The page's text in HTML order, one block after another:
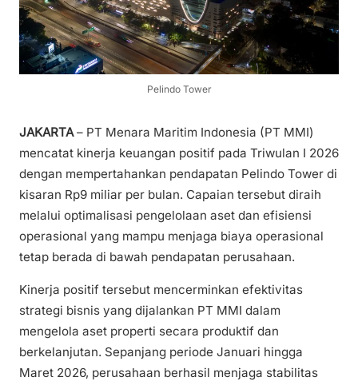
Pelindo Tower
JAKARTA– PT Menara Maritim Indonesia (PT MMI)
mencatat kinerja keuangan positif pada Triwulan I 2026
dengan mempertahankan pendapatan Pelindo Tower di
kisaran Rp9 miliar per bulan. Capaian tersebut diraih
melalui optimalisasi pengelolaan aset dan efisiensi
operasional yang mampu menjaga biaya operasional
tetap berada di bawah pendapatan perusahaan.
Kinerja positif tersebut mencerminkan efektivitas
strategi bisnis yang dijalankan PT MMI dalam
mengelola aset properti secara produktif dan
berkelanjutan. Sepanjang periode Januari hingga
Maret 2026, perusahaan berhasil menjaga stabilitas